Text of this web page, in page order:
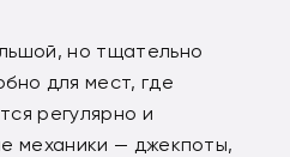
но тщательно
для мест, где
регулярно и
механики — джекпоты,